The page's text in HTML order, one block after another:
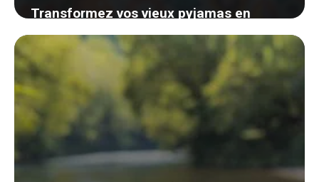
Transformez vos vieux pyjamas en
créations adorables pour vos enfants :
une astuce simple et écologique
29 août 2024